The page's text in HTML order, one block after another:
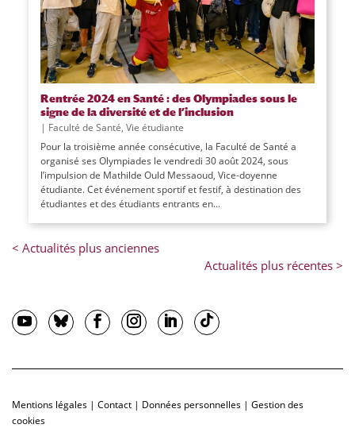
Rentrée 2024 en Santé : des Olympiades sous le
signe de la diversité et de l’inclusion
| Faculté de Santé, Vie étudiante
Pour la troisième année consécutive, la Faculté de Santé a
organisé ses Olympiades le vendredi 30 août 2024, sous
l’impulsion de Mathilde Ould Messaoud, Vice-doyenne
étudiante. Cet événement sportif et festif, à destination des
étudiantes et des étudiants entrants en...
Mentions légales | Contact | Données personnelles | Gestion des
cookies